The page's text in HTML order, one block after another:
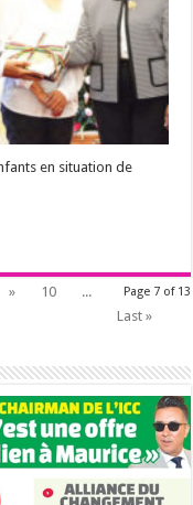
en situation de
Page 7 of 13
» 10
...
Last »